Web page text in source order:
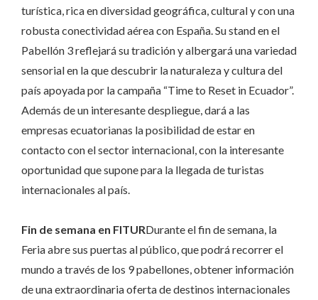
turística, rica en diversidad geográfica, cultural y con una
robusta conectividad aérea con España. Su stand en el
Pabellón 3 reflejará su tradición y albergará una variedad
sensorial en la que descubrir la naturaleza y cultura del
país apoyada por la campaña “Time to Reset in Ecuador”.
Además de un interesante despliegue, dará a las
empresas ecuatorianas la posibilidad de estar en
contacto con el sector internacional, con la interesante
oportunidad que supone para la llegada de turistas
internacionales al país.
Fin de semana en FITURDurante el fin de semana, la
Feria abre sus puertas al público, que podrá recorrer el
mundo a través de los 9 pabellones, obtener información
de una extraordinaria oferta de destinos internacionales